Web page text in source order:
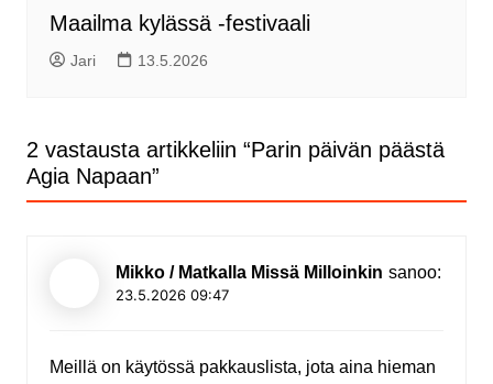
Maailma kylässä -festivaali
Jari 13.5.2026
2 vastausta artikkeliin “Parin päivän päästä
Agia Napaan”
Mikko / Matkalla Missä Milloinkin sanoo:
23.5.2026 09:47
Meillä on käytössä pakkauslista, jota aina hieman